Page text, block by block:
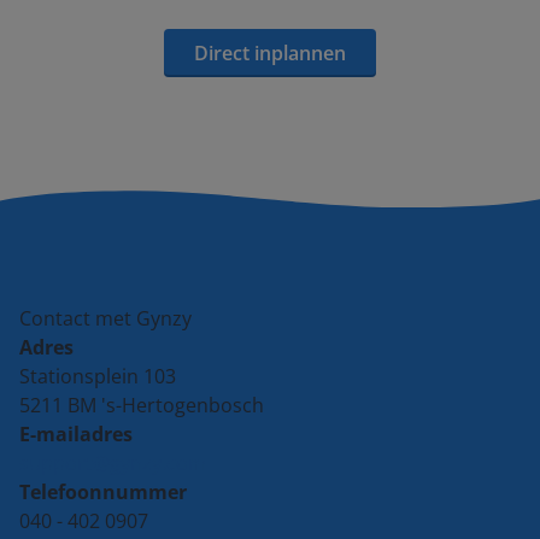
Direct inplannen
Contact met Gynzy
Adres
Stationsplein 103
5211 BM 's-Hertogenbosch
E-mailadres
Telefoonnummer
040 - 402 0907